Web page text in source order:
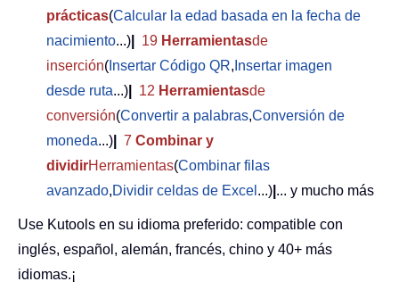
prácticas(Calcular la edad basada en la fecha de
nacimiento...) 19 Herramientasde
inserción( Insertar Código QR, Insertar imagen
desde ruta...) 12 Herramientasde
conversión(Convertir a palabras,Conversión de
moneda...) 7 Combinar y
dividirHerramientas(Combinar filas
avanzado,Dividir celdas de Excel ...) ... y mucho más
Use Kutools en su idioma preferido: compatible con
inglés, español, alemán, francés, chino y 40+ más
idiomas.¡